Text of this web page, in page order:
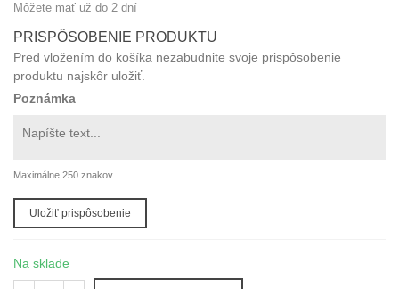
Môžete mať už do 2 dní
PRISPÔSOBENIE PRODUKTU
Pred vložením do košíka nezabudnite svoje prispôsobenie
produktu najskôr uložiť.
Poznámka
Maximálne 250 znakov
Uložiť prispôsobenie
Na sklade